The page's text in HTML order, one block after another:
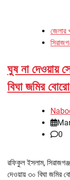
জেলার
ঘুষ না দেওয়ায়
বিঘা জমির
0
রফিকুল ইসলাম,
দেওয়ায় ৩০ বিঘা জমির